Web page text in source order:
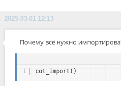
2025-03-01 12:13
Почему всё нужно
1 cot_import()